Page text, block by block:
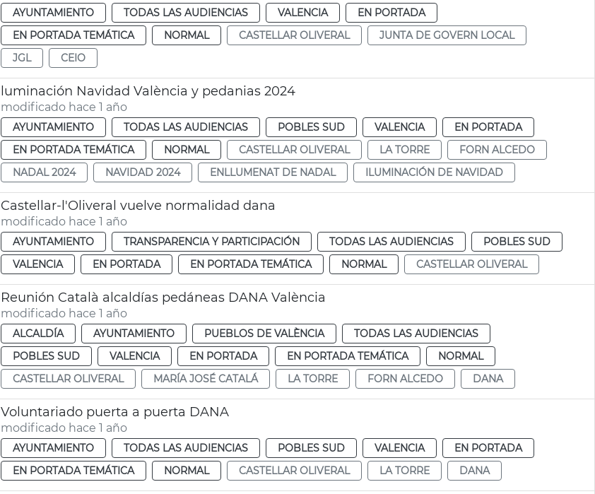
AYUNTAMIENTO TODAS LAS AUDIENCIAS VALENCIA
EN PORTADA
EN PORTADA TEMÁTICA
NORMAL CASTELLAR OLIVERAL
JUNTA DE GOVERN LOCAL
JGL
CEIO
luminación Navidad València y pedanias 2024
modificado hace 1 año
AYUNTAMIENTO TODAS LAS AUDIENCIAS POBLES SUD VALENCIA
EN PORTADA
EN PORTADA TEMÁTICA
NORMAL CASTELLAR OLIVERAL LA TORRE
FORN ALCEDO
NADAL 2024
NAVIDAD 2024 ENLLUMENAT DE NADAL ILUMINACIÓN DE NAVIDAD
Castellar-l'Oliveral vuelve normalidad dana
modificado hace 1 año
AYUNTAMIENTO TRANSPARENCIA Y PARTICIPACIÓN TODAS LAS AUDIENCIAS
POBLES SUD
VALENCIA
EN PORTADA EN PORTADA TEMÁTICA NORMAL CASTELLAR OLIVERAL
Reunión Català alcaldías pedáneas DANA València
modificado hace 1 año
ALCALDÍA AYUNTAMIENTO PUEBLOS DE VALÈNCIA
TODAS LAS AUDIENCIAS
POBLES SUD
VALENCIA EN PORTADA EN PORTADA TEMÁTICA
NORMAL
CASTELLAR OLIVERAL
MARÍA JOSÉ CATALÁ LA TORRE FORN ALCEDO DANA
Voluntariado puerta a puerta DANA
modificado hace 1 año
AYUNTAMIENTO TODAS LAS AUDIENCIAS POBLES SUD VALENCIA
EN PORTADA
EN PORTADA TEMÁTICA
NORMAL CASTELLAR OLIVERAL LA TORRE DANA